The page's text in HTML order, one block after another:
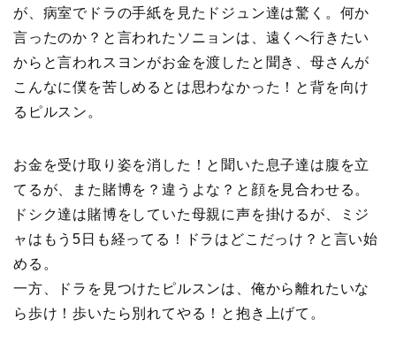
が、病室でドラの手紙を見たドジュン達は驚く。何か
言ったのか？と言われたソニョンは、遠くへ行きたい
からと言われスヨンがお金を渡したと聞き、母さんが
こんなに僕を苦しめるとは思わなかった！と背を向け
るピルスン。
お金を受け取り姿を消した！と聞いた息子達は腹を立
てるが、また賭博を？違うよな？と顔を見合わせる。
ドシク達は賭博をしていた母親に声を掛けるが、ミジ
ャはもう5日も経ってる！ドラはどこだっけ？と言い始
める。
一方、ドラを見つけたピルスンは、俺から離れたいな
ら歩け！歩いたら別れてやる！と抱き上げて。